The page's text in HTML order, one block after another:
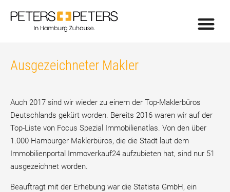
Ausgezeichneter Makler
Auch 2017 sind wir wieder zu einem der Top-Maklerbüros
Deutschlands gekürt worden. Bereits 2016 waren wir auf der
Top-Liste von Focus Spezial Immobilienatlas. Von den über
1.000 Hamburger Maklerbüros, die die Stadt laut dem
Immobilienportal Immoverkauf24 aufzubieten hat, sind nur 51
ausgezeichnet worden.
Beauftragt mit der Erhebung war die Statista GmbH, ein